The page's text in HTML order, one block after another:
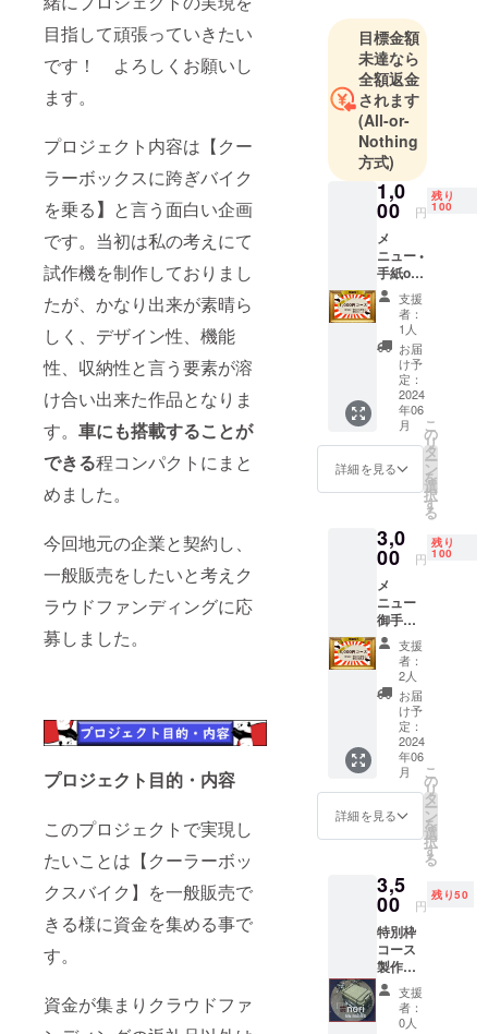
目指して頑張っていきたい
です！ よろしくお願いし
ます。
プロジェクト内容は【クー
ラーボックスに跨ぎバイク
を乗る】 と言う面白い企画
です。当初は私の考えにて
試作機を制作しておりまし
たが、かなり出来が素晴ら
しく、デザイン性、機能
性、収納性と言う要素が溶
け合い出来た作品となりま
す。 車にも搭載することが
できる程コンパクトにまと
めました。
今回地元の企業と契約し、
一般販売をしたいと考えク
ラウドファンディングに応
募しました。
プロジェクト目的・内容
このプロジェクトで実現し
たいことは【クーラーボッ
クスバイク】を一般販売で
きる様に資金を集める事で
す。
資金が集まりクラウドファ
ている会社
です。
クラウド
ファンディ
ングにて登
録した理由
はまったく
新しい商
品、ガ
ジェットを
世に出して
いきたいと
思い登録し
若輩者です
が、どうぞ
宜しくお願
いします
目標金額
未達なら
全額返金
されます
(All-or-
Nothing
方式)
1,0
00 円
残り
100
メ
ニュー •
手紙or
メール
手紙も
しくは
メール
にて感
謝とお
礼の言
葉を送
らせて
いただ
きま
す。 ※
御手紙
はメー
ルどち
らかを
選択可
能です
※発送費
はこち
らで負
担させ
ていた
だきま
す ※購
入する
際には
備考欄
に氏
名、連
は手紙
を選ん
で記入
してい
ただ
き、ご
確認の
上ご購
入下さ
支援
者：
1人
お届
け予
定：
2024
年06
月
詳細を見る
こ
の
リ
タ
ー
ン
を
選
択
す
る
3,0
00 円
残り
100
メ
ニュー
御手紙
orメー
ル×1 オ
リジナ
ル箸×1
お礼の
御手紙
とお礼
の品
（オリ
ジナル
お箸）
を送ら
せてい
ます。
※御手紙
もしく
はメー
ルどち
らかを
選択可
能と
なって
支援
者：
2人
お届
け予
定：
2024
年06
月
詳細を見る
こ
の
リ
タ
ー
ン
を
選
択
す
る
3,5
00 円
残り50
特別枠
コース
製作し
た際に
記録を
してお
支援
者：
0人